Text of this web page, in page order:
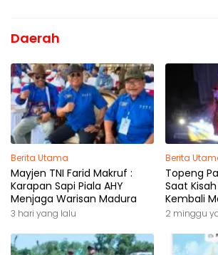
Daerah
Berita Utama
Mayjen TNI Farid Makruf :
Karapan Sapi Piala AHY
Menjaga Warisan Madura
3 hari yang lalu
Berita
Topeng
Saat
Kembali
2 minggu